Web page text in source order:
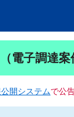
電子調達案
開システムで公